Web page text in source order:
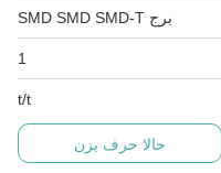
برج SMD SMD SMD-T
1
t/t
حالا حرف بزن